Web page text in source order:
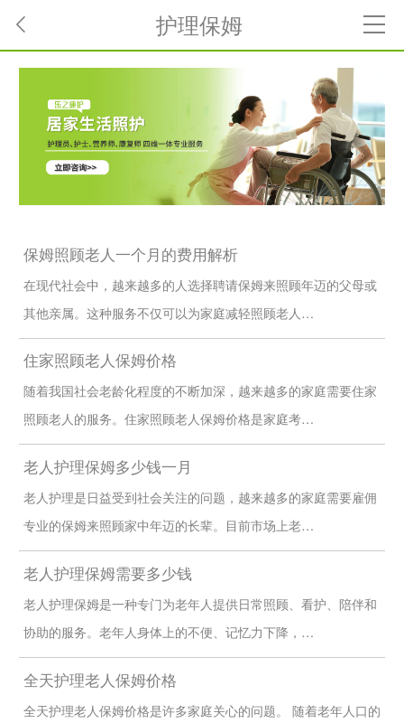
护理保姆
保姆照顾老人一个月的费用解析
在现代社会中，越来越多的人选择聘请保姆来照顾年迈的父母或
其他亲属。这种服务不仅可以为家庭减轻照顾老人…
住家照顾老人保姆价格
随着我国社会老龄化程度的不断加深，越来越多的家庭需要住家
照顾老人的服务。住家照顾老人保姆价格是家庭考…
老人护理保姆多少钱一月
老人护理是日益受到社会关注的问题，越来越多的家庭需要雇佣
专业的保姆来照顾家中年迈的长辈。目前市场上老…
老人护理保姆需要多少钱
老人护理保姆是一种专门为老年人提供日常照顾、看护、陪伴和
协助的服务。老年人身体上的不便、记忆力下降，…
全天护理老人保姆价格
全天护理老人保姆价格是许多家庭关心的问题。 随着老年人口的